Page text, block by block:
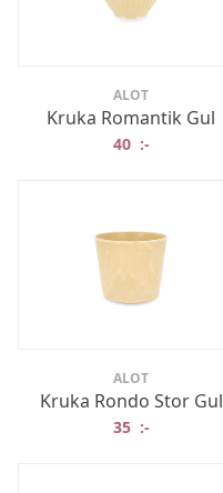
ALOT
Kruka Romantik Gul
40 :-
ALOT
Kruka Rondo Stor Gul
35 :-